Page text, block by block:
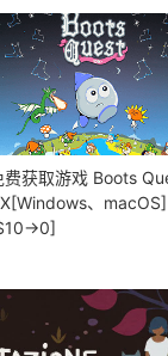
费获取游戏 Boots
、macOS]